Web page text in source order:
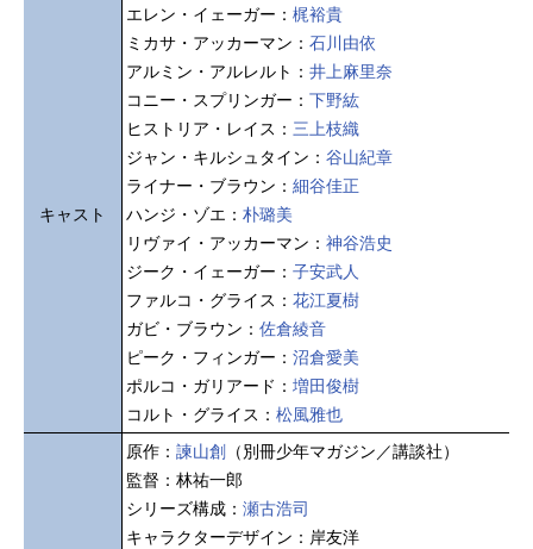
キャスト
エレン・イェーガー： 梶裕貴
ミカサ・アッカーマン： 石川由依
アルミン・アルレルト： 井上麻里奈
コニー・スプリンガー： 下野紘
ヒストリア・レイス： 三上枝織
ジャン・キルシュタイン： 谷山紀章
ライナー・ブラウン： 細谷佳正
ハンジ・ゾエ： 朴璐美
リヴァイ・アッカーマン： 神谷浩史
ジーク・イェーガー： 子安武人
ファルコ・グライス： 花江夏樹
ガビ・ブラウン： 佐倉綾音
ピーク・フィンガー： 沼倉愛美
ポルコ・ガリアード： 増田俊樹
コルト・グライス： 松風雅也
原作： 諫山創
（別冊少年マガジン／講談社）
監督：林祐一郎
シリーズ構成： 瀬古浩司
キャラクターデザイン：岸友洋